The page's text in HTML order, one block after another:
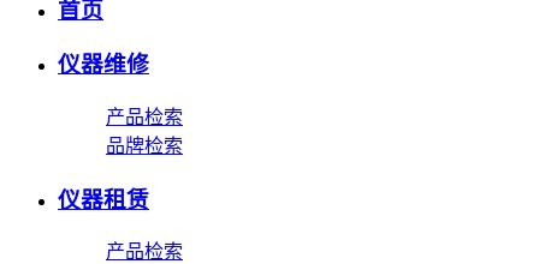
首页
仪器维修
产品检索
品牌检索
仪器租赁
产品检索